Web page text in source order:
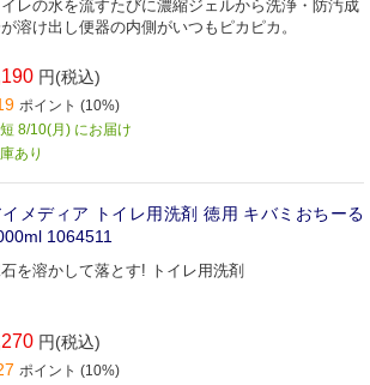
イレの水を流すたびに濃縮ジェルから洗浄・防汚成
溶け出し便器の内側がいつもピカピカ。
円(税込)
ポイント (10%)
8/10(月) にお届け
あり
イメディア トイレ用洗剤 徳用 キバミおちーる
1064511
を溶かして落とす! トイレ用洗剤
円(税込)
ポイント (10%)